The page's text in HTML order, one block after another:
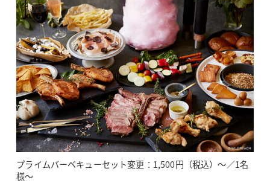
プライムバーベキューセット変更：1,500円（税込）～／1名
様～